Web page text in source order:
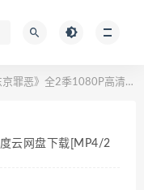
2季1080P高清百度云网盘下载[MP4/21.33GB/1080P]
云网盘下载[MP4/2